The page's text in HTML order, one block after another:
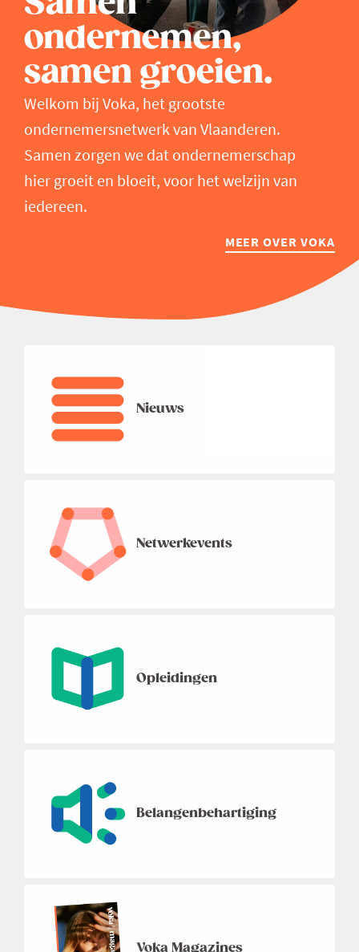
ondernemen,
samen groeien.
Welkom bij Voka, het grootste
ondernemersnetwerk van Vlaanderen.
Samen zorgen we dat ondernemerschap
hier groeit en bloeit, voor het welzijn van
iedereen.
MEER OVER VOKA
Nieuws
Netwerkevents
Opleidingen
Belangenbehartiging
Voka Magazines